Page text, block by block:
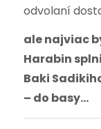
odvolaní
ale najviac
Harabin
Baki
– do basy…